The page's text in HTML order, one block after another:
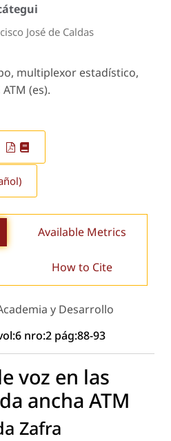
José de Caldas
multiplexor estadístico,
(es).
Available Metrics
How to Cite
y Desarrollo
nro:2 pág:88-93
voz en las
ancha ATM
Zafra